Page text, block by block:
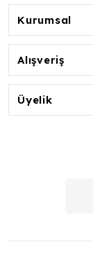
Kurumsal
Alışveriş
Üyelik